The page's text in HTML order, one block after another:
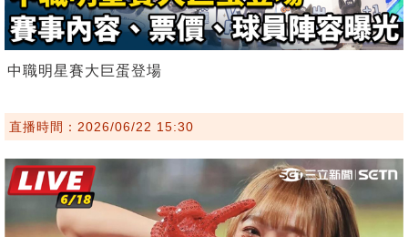
中職明星賽大巨蛋登場
直播時間：2026/06/22 15:30